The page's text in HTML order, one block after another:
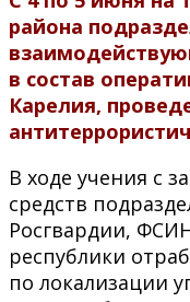
района
в состав
Карелия,
В ходе учения с
средств
Росгвардии,
республики
по локализации